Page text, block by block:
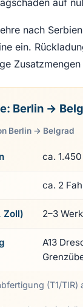
auf
nach
ein.
Berlin →
Berlin → Belgrad
ca.
ca. 2
Zoll) 2–3
A13
(T1/